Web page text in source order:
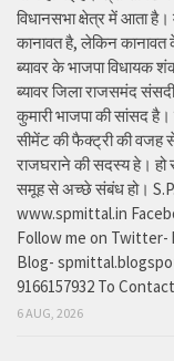
विधानसभा क्षेत्र में आता
कानावत है, लेकिन कानावत
ब्यावर के भाजपा विधायक
ब्यावर जिला राजसमंद
कुमारी भाजपा की सांसद है।
सीमेंट की फैक्ट्री की वजह से
राजघराने की सदस्य हे। हो
समूह से अच्छे संबंध हो।
www.spmittal.in
Follow me on
Blog-
9166157932 To
6 AUG, 2026